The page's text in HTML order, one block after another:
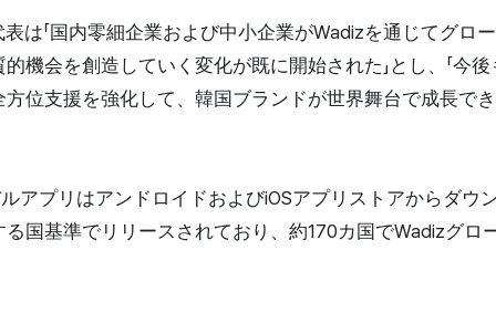
は「国内零細企業および中小企業がWadizを通じてグロ
機会を創造していく変化が既に開始された」とし、「今
位支援を強化して、韓国ブランドが世界舞台で成長でき
アプリはアンドロイドおよびiOSアプリストアからダウ
国基準でリリースされており、約170カ国でWadizグロ